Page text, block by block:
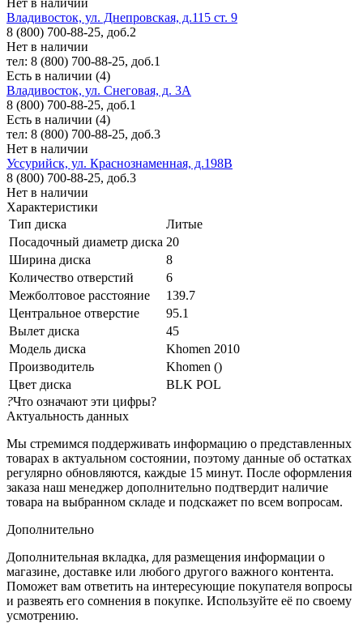
Владивосток, ул. Днепровская, д.115 ст. 9
8 (800) 700-88-25, доб.2
Нет в наличии
тел: 8 (800) 700-88-25, доб.1
Есть в наличии (4)
Владивосток, ул. Снеговая, д. 3А
8 (800) 700-88-25, доб.1
Есть в наличии (4)
тел: 8 (800) 700-88-25, доб.3
Нет в наличии
Уссурийск, ул. Краснознаменная, д.198В
8 (800) 700-88-25, доб.3
Нет в наличии
Характеристики
Тип диска
Литые
Посадочный диаметр диска 20
Ширина диска
8
Количество отверстий
6
Межболтовое расстояние
139.7
Центральное отверстие
95.1
Вылет диска
45
Модель диска
Khomen 2010
Производитель
Khomen ()
Цвет диска
BLK POL
?Что означают эти цифры?
Актуальность данных
Мы стремимся поддерживать информацию о представленных
товарах в актуальном состоянии, поэтому данные об остатках
регулярно обновляются, каждые 15 минут. После оформления
заказа наш менеджер дополнительно подтвердит наличие
товара на выбранном складе и подскажет по всем вопросам.
Дополнительно
Дополнительная вкладка, для размещения информации о
магазине, доставке или любого другого важного контента.
Поможет вам ответить на интересующие покупателя вопросы
и развеять его сомнения в покупке. Используйте её по своему
усмотрению.